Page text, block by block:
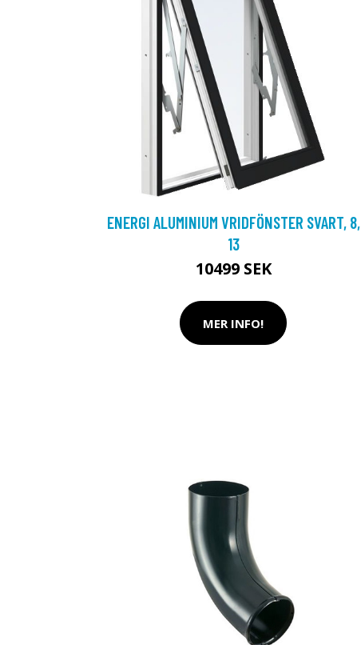
ENERGI ALUMINIUM VRIDFÖNSTER SVART, 8,
13
10499 SEK
MER INFO!